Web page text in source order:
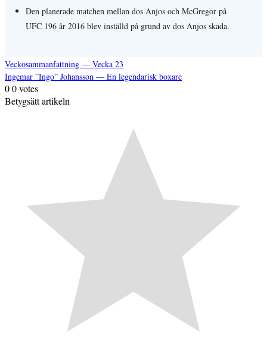
Den planerade matchen mellan dos Anjos och McGregor på
UFC 196 år 2016 blev inställd på grund av dos Anjos skada.
Inläggsnavigering
Veckosammanfattning — Vecka 23
Ingemar ”Ingo” Johansson — En legendarisk boxare
00votes
Betygsätt artikeln